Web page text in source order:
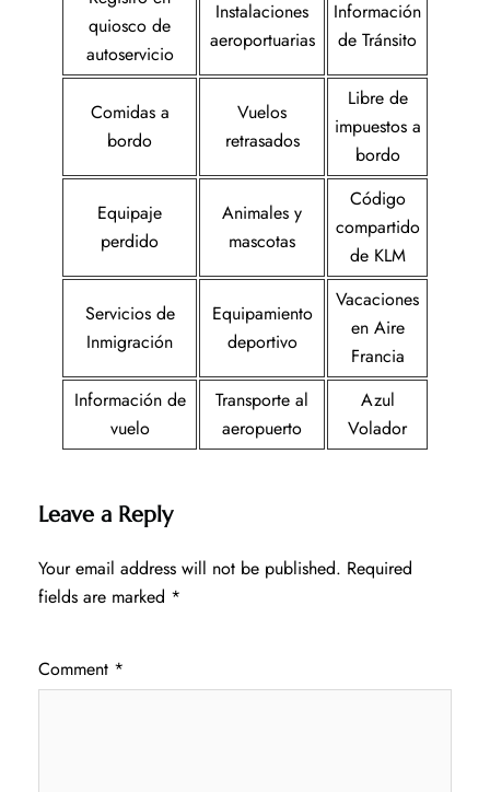
quiosco de
autoservicio
Instalaciones
aeroportuarias
Información
de Tránsito
Comidas a
bordo
Vuelos
retrasados
Libre de
impuestos a
bordo
Equipaje
perdido
Animales y
mascotas
Código
compartido
de KLM
Servicios de
Inmigración
Equipamiento
deportivo
Vacaciones
en Aire
Francia
Información de
vuelo
Transporte al
aeropuerto
Azul
Volador
Leave a Reply
Your email address will not be published. Required
fields are marked *
Comment *